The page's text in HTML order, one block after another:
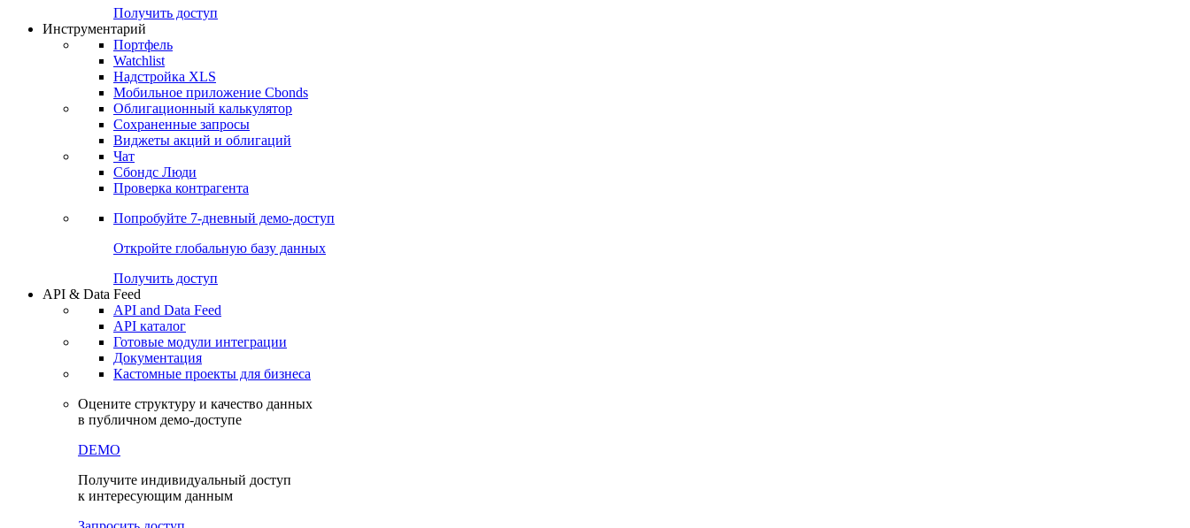
Получить доступ
Инструментарий
Портфель
Watchlist
Надстройка XLS
Мобильное приложение Cbonds
Облигационный калькулятор
Сохраненные запросы
Виджеты акций и облигаций
Чат
Сбондс Люди
Проверка контрагента
Попробуйте 7-дневный демо-доступ
Откройте глобальную базу данных
Получить доступ
API & Data Feed
API and Data Feed
API каталог
Готовые модули интеграции
Документация
Кастомные проекты для бизнеса
Оцените структуру и качество данных
в публичном демо-доступе
DEMO
Получите индивидуальный доступ
к интересующим данным